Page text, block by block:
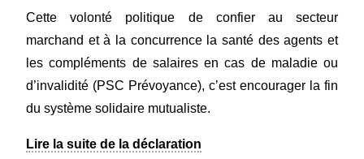
Cette volonté politique de confier au secteur
marchand et à la concurrence la santé des agents et
les compléments de salaires en cas de maladie ou
d’invalidité (PSC Prévoyance), c’est encourager la fin
du système solidaire mutualiste.
Lire la suite de la déclaration